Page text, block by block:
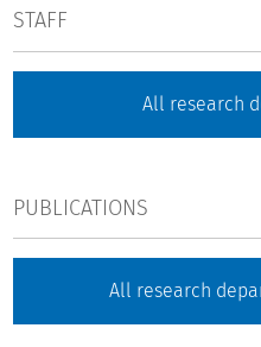
STAFF
All research
PUBLICATIONS
All research